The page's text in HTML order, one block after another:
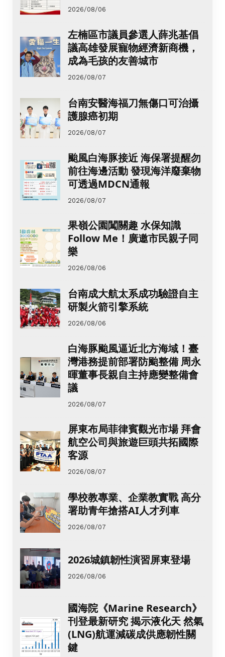
2026/08/06
左楠區市議員參選人薛兆基倡
議高雄發展寵物經濟新商機，
成為毛孩的友善城市
2026/08/07
台南安醫海福刀無傷口可治攝
護腺癌初期
2026/08/07
颱風白海豚接近 海保署提醒勿
前往海邊活動 發現海洋廢棄物
可透過MDCN通報
2026/08/07
果嶺公園闖關趣 水保知識
Follow Me！廣邀市民親子同
樂
2026/08/06
台南成大航太系成功驗證自主
研製火箭引擎系統
2026/08/06
白海豚颱風逼近北方海域！臺
灣港務提前部署防颱整備 周永
暉董事長親自主持應變整備會
議
2026/08/07
屏東布局菲律賓觀光市場 拜會
航空公司與旅遊巨頭共拓國際
客源
2026/08/07
學校教專業、企業教實戰 高分
署助青年搶搭AI人才列車
2026/08/07
2026城鎮韌性演習屏東登場
2026/08/06
國海院《Marine Research》
刊登最新研究 揭示液化天 然氣
(LNG)航運減碳成供應韌性關
鍵